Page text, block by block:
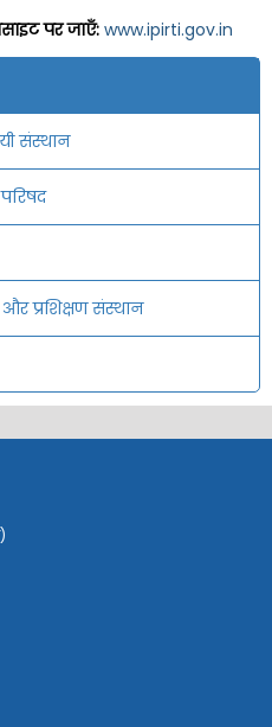
संस्थान
प्रशिक्षण संस्थान
पर जाएँ: www.ipirti.gov.in